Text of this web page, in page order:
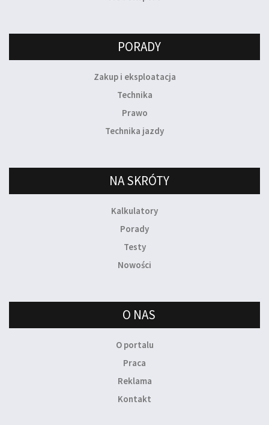
PORADY
Zakup i eksploatacja
Technika
Prawo
Technika jazdy
NA SKRÓTY
Kalkulatory
Porady
Testy
Nowości
O NAS
O portalu
Praca
Reklama
Kontakt